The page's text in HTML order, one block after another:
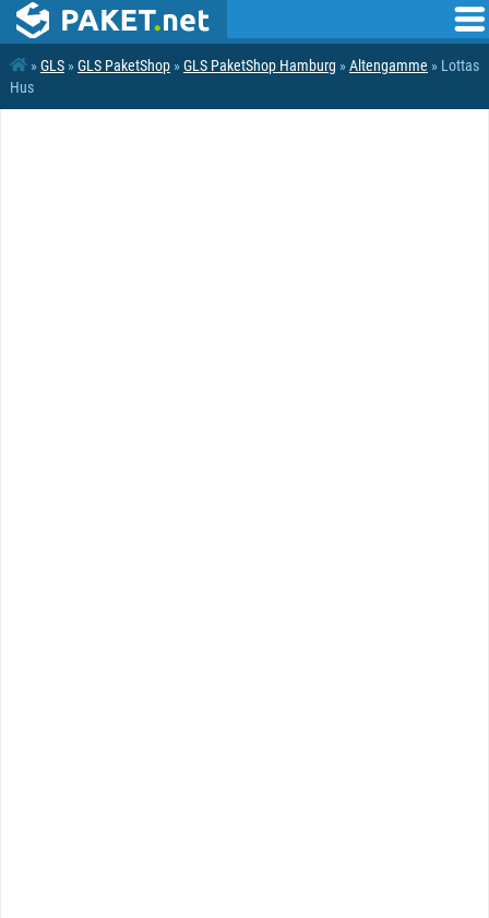
»GLS »GLS PaketShop »GLS PaketShop Hamburg »Altengamme » Lottas
Hus